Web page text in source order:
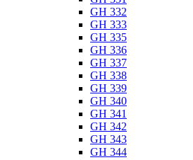
GH 332
GH 333
GH 335
GH 336
GH 337
GH 338
GH 339
GH 340
GH 341
GH 342
GH 343
GH 344